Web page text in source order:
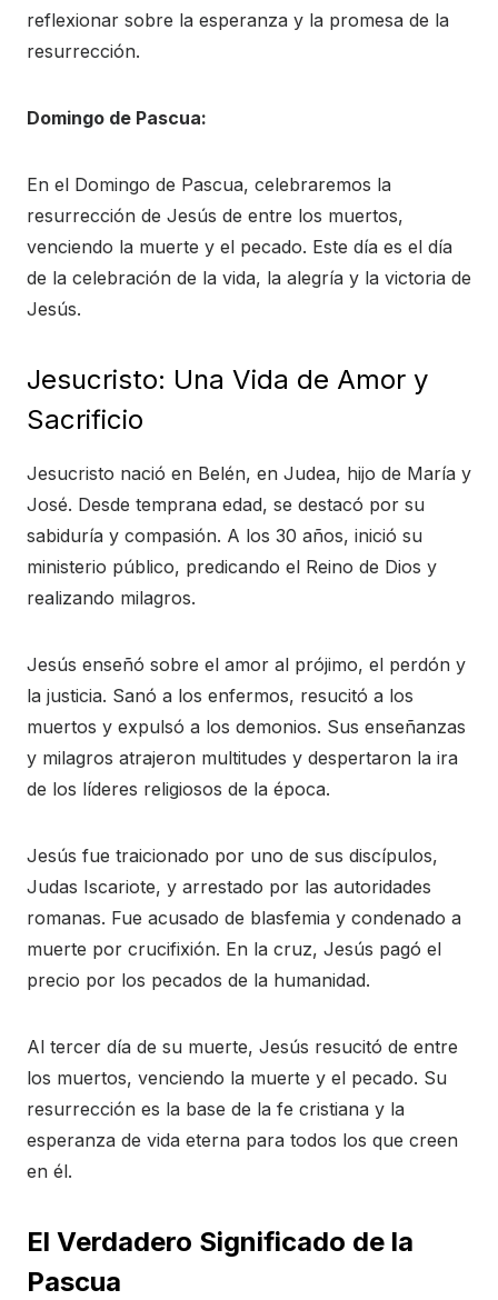
reflexionar sobre la esperanza y la promesa de la
resurrección.
Domingo de Pascua:
En el Domingo de Pascua, celebraremos la
resurrección de Jesús de entre los muertos,
venciendo la muerte y el pecado. Este día es el día
de la celebración de la vida, la alegría y la victoria de
Jesús.
Jesucristo: Una Vida de Amor y
Sacrificio
Jesucristo nació en Belén, en Judea, hijo de María y
José. Desde temprana edad, se destacó por su
sabiduría y compasión. A los 30 años, inició su
ministerio público, predicando el Reino de Dios y
realizando milagros.
Jesús enseñó sobre el amor al prójimo, el perdón y
la justicia. Sanó a los enfermos, resucitó a los
muertos y expulsó a los demonios. Sus enseñanzas
y milagros atrajeron multitudes y despertaron la ira
de los líderes religiosos de la época.
Jesús fue traicionado por uno de sus discípulos,
Judas Iscariote, y arrestado por las autoridades
romanas. Fue acusado de blasfemia y condenado a
muerte por crucifixión. En la cruz, Jesús pagó el
precio por los pecados de la humanidad.
Al tercer día de su muerte, Jesús resucitó de entre
los muertos, venciendo la muerte y el pecado. Su
resurrección es la base de la fe cristiana y la
esperanza de vida eterna para todos los que creen
en él.
El Verdadero Significado de la
Pascua